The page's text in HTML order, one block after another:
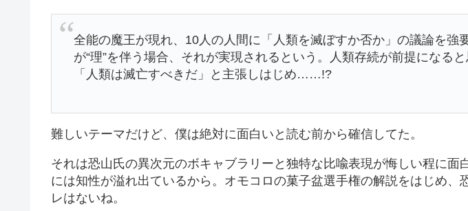
全能の魔王が現れ、10人の人間に「人類を滅ぼすか否か」の議論を強
が“理”を伴う場合、それが実現されるという。人類存続が前提になる
「人類は滅亡すべきだ」と主張しはじめ……!?
難しいテーマだけど、僕は絶対に面白いと読む前から確信してた。
それは恐山氏の異次元のボキャブラリーと独特な比喩表現が悔しい程に面
には知性が溢れ出ているから。オモコロの菓子盆選手権の解説をはじめ、
レはないね。